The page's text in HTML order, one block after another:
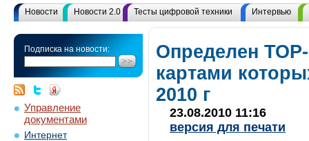
Новости Новости 2.0 Тесты цифровой техники Интервью
Подписка на новости:
Управление
документами
Интернет
Определен
картами
2010 г
23.08.2010 11:16
версия для печати